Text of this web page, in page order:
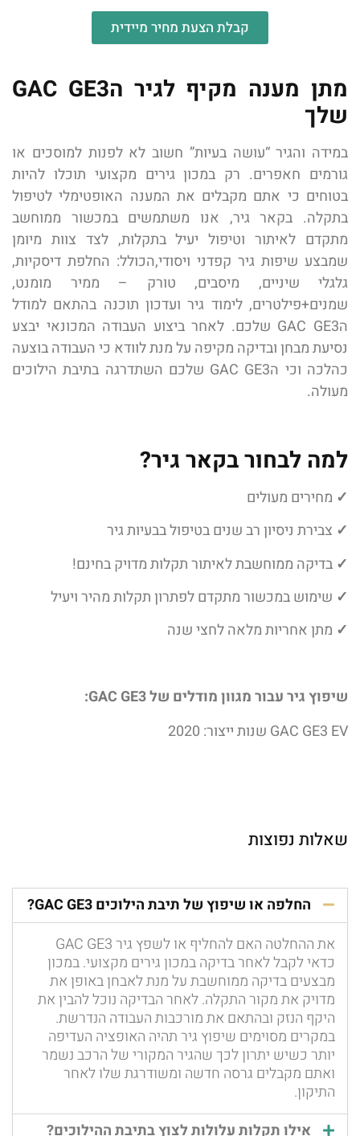
קבלת הצעת מחיר מיידית
מתן מענה מקיף לגיר הGAC GE3
שלך
במידה והגיר “עושה בעיות” חשוב לא לפנות למוסכים או
גורמים חאפרים. רק במכון גירים מקצועי תוכלו להיות
בטוחים כי אתם מקבלים את המענה האופטימלי לטיפול
בתקלה. בקאר גיר, אנו משתמשים במכשור ממוחשב
מתקדם לאיתור וטיפול יעיל בתקלות, לצד צוות מיומן
שמבצע שיפות גיר קפדני ויסודי,הכולל: החלפת דיסקיות,
גלגלי שיניים, מיסבים, טורק – ממיר מומנט,
שמנים+פילטרים, לימוד גיר ועדכון תוכנה בהתאם למודל
הGAC GE3 שלכם. לאחר ביצוע העבודה המכונאי יבצע
נסיעת מבחן ובדיקה מקיפה על מנת לוודא כי העבודה בוצעה
כהלכה וכי הGAC GE3 שלכם השתדרגה בתיבת הילוכים
מעולה.
למה לבחור בקאר גיר?
✓ מחירים מעולים
✓ צבירת ניסיון רב שנים בטיפול בבעיות גיר
✓ בדיקה ממוחשבת לאיתור תקלות מדויק בחינם!
✓ שימוש במכשור מתקדם לפתרון תקלות מהיר ויעיל
✓ מתן אחריות מלאה לחצי שנה
שיפוץ גיר עבור מגוון מודלים של GAC GE3:
GAC GE3 EV שנות ייצור: 2020
שאלות נפוצות
החלפה או שיפוץ של תיבת הילוכים GAC GE3?
את ההחלטה האם להחליף או לשפץ גיר GAC GE3
כדאי לקבל לאחר בדיקה במכון גירים מקצועי. במכון
מבצעים בדיקה ממוחשבת על מנת לאבחן באופן את
מדויק את מקור התקלה. לאחר הבדיקה נוכל להבין את
היקף הנזק ובהתאם את מורכבות העבודה הנדרשת.
במקרים מסוימים שיפוץ גיר תהיה האופציה העדיפה
יותר כשיש יתרון לכך שהגיר המקורי של הרכב נשמר
ואתם מקבלים גרסה חדשה ומשודרגת שלו לאחר
התיקון.
אילו תקלות עלולות לצוץ בתיבת ההילוכים?